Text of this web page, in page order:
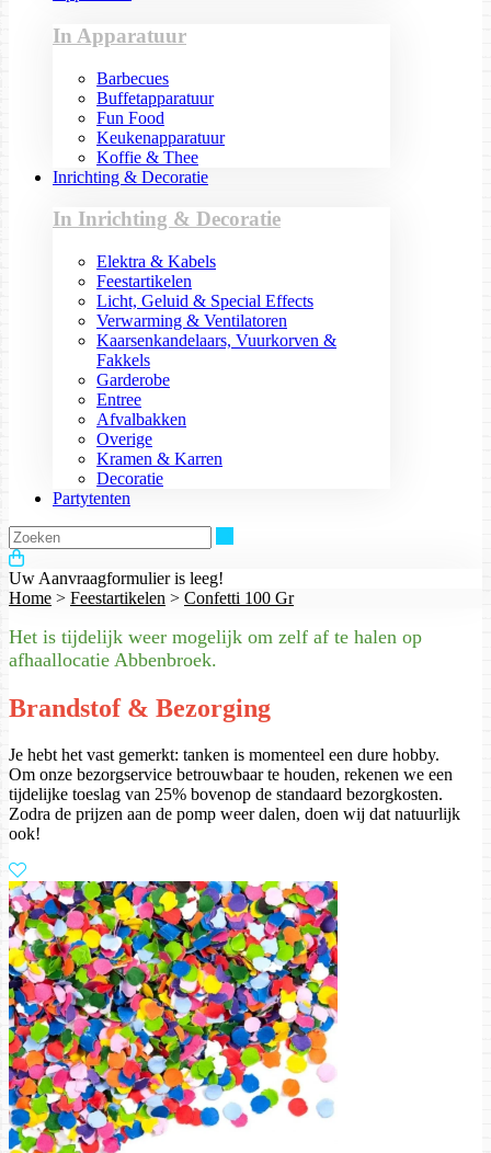
In Apparatuur
Barbecues
Buffetapparatuur
Fun Food
Keukenapparatuur
Koffie & Thee
Inrichting & Decoratie
In Inrichting & Decoratie
Elektra & Kabels
Feestartikelen
Licht, Geluid & Special Effects
Verwarming & Ventilatoren
Kaarsenkandelaars, Vuurkorven &
Fakkels
Garderobe
Entree
Afvalbakken
Overige
Kramen & Karren
Decoratie
Partytenten
Uw Aanvraagformulier is leeg!
Home > Feestartikelen > Confetti 100 Gr
Het is tijdelijk weer mogelijk om zelf af te halen op
afhaallocatie Abbenbroek.
Brandstof & Bezorging
Je hebt het vast gemerkt: tanken is momenteel een dure hobby.
Om onze bezorgservice betrouwbaar te houden, rekenen we een
tijdelijke toeslag van 25% bovenop de standaard bezorgkosten.
Zodra de prijzen aan de pomp weer dalen, doen wij dat natuurlijk
ook!